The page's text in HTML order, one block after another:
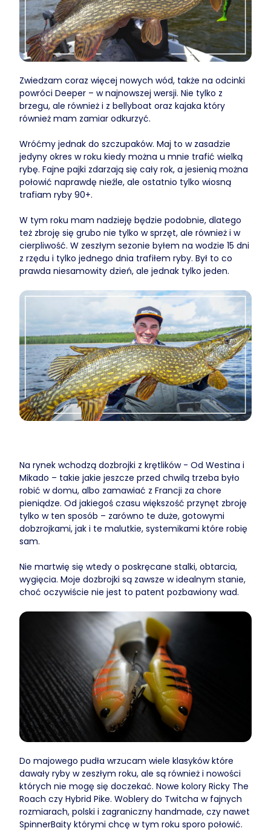
Zwiedzam coraz więcej nowych wód, także na odcinki
powróci Deeper – w najnowszej wersji. Nie tylko z
brzegu, ale również i z bellyboat oraz kajaka który
również mam zamiar odkurzyć.
Wróćmy jednak do szczupaków. Maj to w zasadzie
jedyny okres w roku kiedy można u mnie trafić wielką
rybę. Fajne pajki zdarzają się cały rok, a jesienią można
połowić naprawdę nieźle, ale ostatnio tylko wiosną
trafiam ryby 90+.
W tym roku mam nadzieję będzie podobnie, dlatego
też zbroję się grubo nie tylko w sprzęt, ale również i w
cierpliwość. W zeszłym sezonie byłem na wodzie 15 dni
z rzędu i tylko jednego dnia trafiłem ryby. Był to co
prawda niesamowity dzień, ale jednak tylko jeden.
Na rynek wchodzą dozbrojki z krętlików - Od Westina i
Mikado – takie jakie jeszcze przed chwilą trzeba było
robić w domu, albo zamawiać z Francji za chore
pieniądze. Od jakiegoś czasu większość przynęt zbroję
tylko w ten sposób – zarówno te duże, gotowymi
dobzrojkami, jak i te malutkie, systemikami które robię
sam.
Nie martwię się wtedy o poskręcane stalki, obtarcia,
wygięcia. Moje dozbrojki są zawsze w idealnym stanie,
choć oczywiście nie jest to patent pozbawiony wad.
Do majowego pudła wrzucam wiele klasyków które
dawały ryby w zeszłym roku, ale są również i nowości
których nie mogę się doczekać. Nowe kolory Ricky The
Roach czy Hybrid Pike. Woblery do Twitcha w fajnych
rozmiarach, polski i zagraniczny handmade, czy nawet
SpinnerBaity którymi chcę w tym roku sporo połowić.